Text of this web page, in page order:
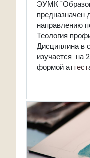
ЭУМК
предназначен
направлению
Теология
Дисциплина в
изучается на
формой аттест